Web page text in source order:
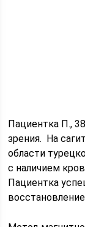
Пациентка П.,
зрения. На
области
с наличием
Пациентка